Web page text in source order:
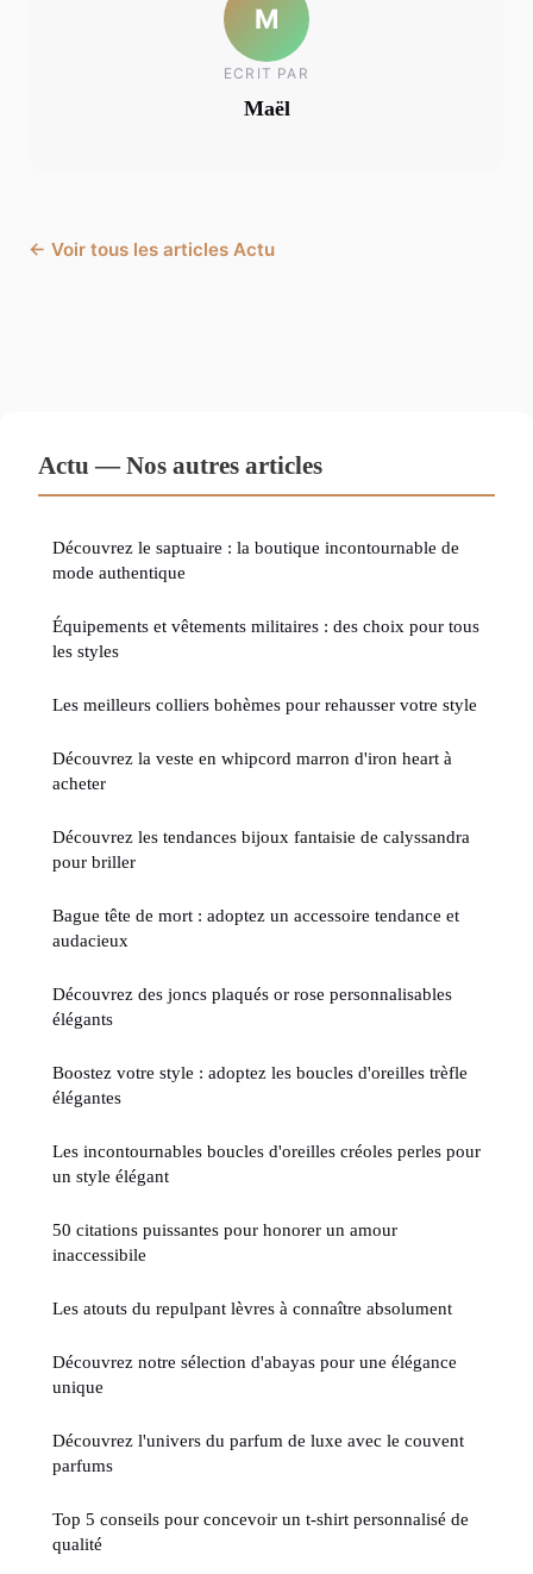
M
ECRIT PAR
Maël
← Voir tous les articles Actu
Actu — Nos autres articles
Découvrez le saptuaire : la boutique incontournable de
mode authentique
Équipements et vêtements militaires : des choix pour tous
les styles
Les meilleurs colliers bohèmes pour rehausser votre style
Découvrez la veste en whipcord marron d'iron heart à
acheter
Découvrez les tendances bijoux fantaisie de calyssandra
pour briller
Bague tête de mort : adoptez un accessoire tendance et
audacieux
Découvrez des joncs plaqués or rose personnalisables
élégants
Boostez votre style : adoptez les boucles d'oreilles trèfle
élégantes
Les incontournables boucles d'oreilles créoles perles pour
un style élégant
50 citations puissantes pour honorer un amour
inaccessibile
Les atouts du repulpant lèvres à connaître absolument
Découvrez notre sélection d'abayas pour une élégance
unique
Découvrez l'univers du parfum de luxe avec le couvent
parfums
Top 5 conseils pour concevoir un t-shirt personnalisé de
qualité